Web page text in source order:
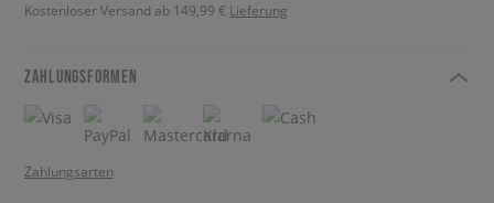
Kostenloser Versand ab 149,99 € Lieferung
ZAHLUNGSFORMEN
Zahlungsarten